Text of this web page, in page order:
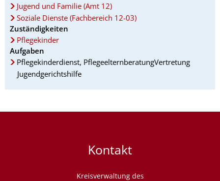
Jugend und Familie (Amt 12)
Soziale Dienste (Fachbereich 12-03)
Zuständigkeiten
Pflegekinder
Aufgaben
Pflegekinderdienst, PflegeelternberatungVertretung
Jugendgerichtshilfe
Kontakt
Kreisverwaltung des